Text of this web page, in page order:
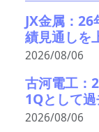
JX金属：
績見通しを
2026/08/06
古河電工：
1Qとして
2026/08/06